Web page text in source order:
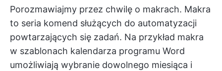
Porozmawiajmy przez chwilę o makrach. Makra
to seria komend służących do automatyzacji
powtarzających się zadań. Na przykład makra
w szablonach kalendarza programu Word
umożliwiają wybranie dowolnego miesiąca i